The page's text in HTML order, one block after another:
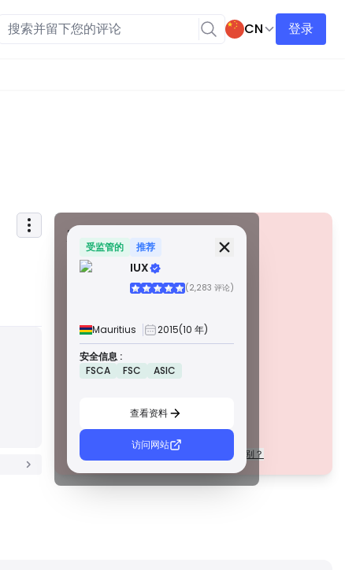
CN 登录
受监管的 推荐
IUX
(2,283 评论)
Mauritius 2015(10 年)
安全信息 :
FSCA
FSC ASIC
查看资料
访问网站
安全信息
警告
该公司目前
请注意潜在风险！
每个等级的许可证在法规上有什么区别？
由全球知名监管机构颁发，这些许可证通过严格的合规性、
由受尊敬的区域监管机构授予，这些许可证提供强大的安全
措施，例如资金隔离、财务报告和补偿计划。虽然没有等级 1
那么严格，但它们提供可靠的区域保护。
如最低资本要求和 AML 政策。监管较不严格，因此交易者应
谨慎行事并验证安全措施。
来自监管最少的司法管辖区，这些许可证通常缺乏关键保
护，例如资金隔离和保险。虽然它们对运营弹性很有吸引
力，但它们对交易者构成较高的风险。